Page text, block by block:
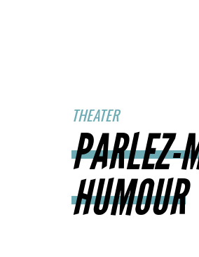
THEATER
PARLEZ-
HUMOUR